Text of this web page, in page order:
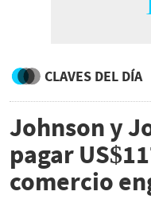
CLAVES DEL DÍA
Johnson y
pagar
comercio